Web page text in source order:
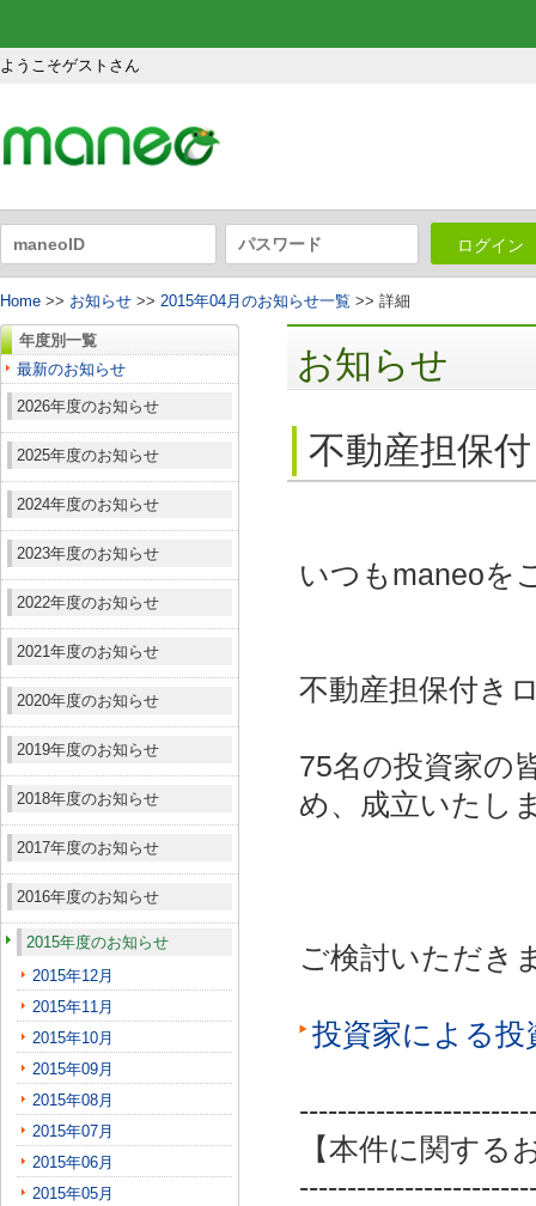
ようこそゲストさん
ログイン
Home >> お知らせ >> 2015年04月のお知らせ一覧 >> 詳細
年度別一覧
最新のお知らせ
2026年度のお知らせ
2025年度のお知らせ
2024年度のお知らせ
2023年度のお知らせ
2022年度のお知らせ
2021年度のお知らせ
2020年度のお知らせ
2019年度のお知らせ
2018年度のお知らせ
2017年度のお知らせ
2016年度のお知らせ
2015年度のお知らせ
2015年12月
2015年11月
2015年10月
2015年09月
2015年08月
2015年07月
2015年06月
2015年05月
お知らせ
不動産担保
いつもmaneoを
不動産担保付き
75名の投資家の
め、成立いたし
ご検討いただき
投資家による
【本件に関する